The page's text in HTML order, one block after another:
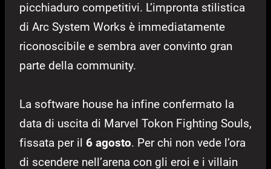
picchiaduro competitivi. L’impronta stilistica
di Arc System Works è immediatamente
riconoscibile e sembra aver convinto gran
parte della community.
La software house ha infine confermato la
data di uscita di Marvel Tokon Fighting Souls,
fissata per il 6 agosto. Per chi non vede l’ora
di scendere nell’arena con gli eroi e i villain